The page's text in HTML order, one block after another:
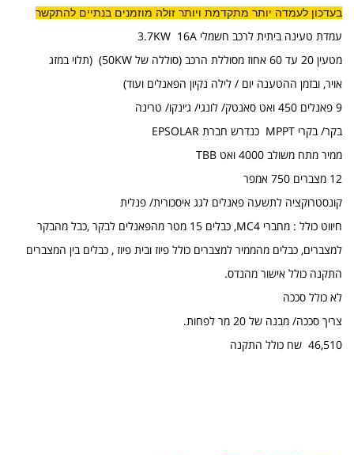
בעדכון לעמדה יותר מתקדמת ויותר זולה מוזמנים בנתיים להתקשר
עמדת טעינה ביתית לרכב חשמלי 3.7KW 16A
מטעין 20 עד 60 אחוז מסוללת הרכב (סוללה של 50KW) (תלוי במזג
אויר, ובזמן ההטענה יום / לילה נקיון הפאנלים ועוד)
9 פאנלים 450 ואט סאנטק/ לונגי/ ג׳ינקו/ טרינה
בקר/ בקרי MPPT כנדרש חברת EPSOLAR
ממיר מתח משולב 4000 ואט TBB
​12 מצברים 750 אמפר
קונסטרוקציה לתשעה פאנלים לגג איסכורית/ פנלית
חיווט כולל : מחברי MC4, כבלים 15 מטר מהפאנלים לבקר ,כבל מהבקר
למצברים, כבלים מהממיר למצברים כולל פיוז ובית פיוז , כבלים בין המצברים
התקנה כולל אישור מהנדס.
לא כולל סככה
צריך סככה/ מבנה של 20 מר לפחות.
46,510 שח כולל התקנה